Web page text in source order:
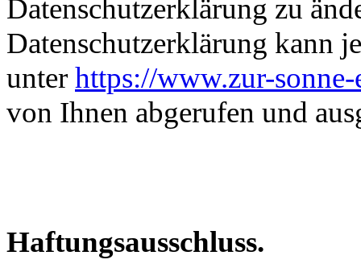
Datenschutzerklärung zu
Datenschutzerklärung kann
unter https://www.zur-
von Ihnen abgerufen und
Haftungsausschluss.